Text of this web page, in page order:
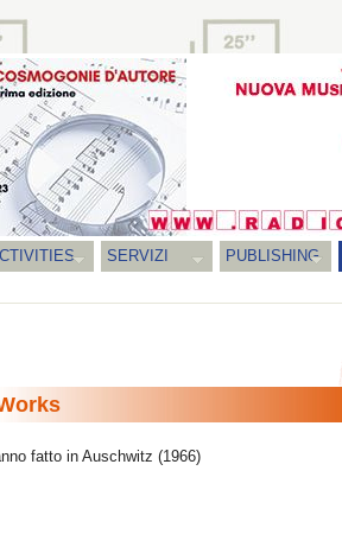
SERVIZI PUBLISHING
fatto in Auschwitz (1966)